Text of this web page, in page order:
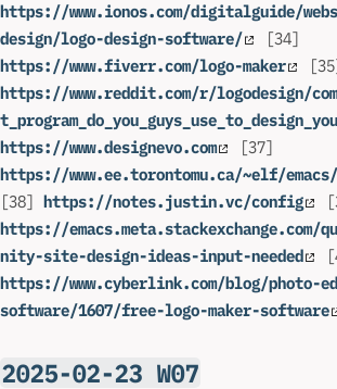
https://www.ionos.com/digitalguide/
design/logo-design-software/
[34]
https://www.fiverr.com/logo-maker
https://www.reddit.com/r/logodesign/
https://www.designevo.com
[37]
https://www.ee.torontomu.ca/~elf/
[38] https://notes.justin.vc/config
https://emacs.meta.stackexchange.com/
nity-site-design-ideas-input-needed
https://www.cyberlink.com/blog/photo-
software/1607/free-logo-maker-software
2025-02-23 W07